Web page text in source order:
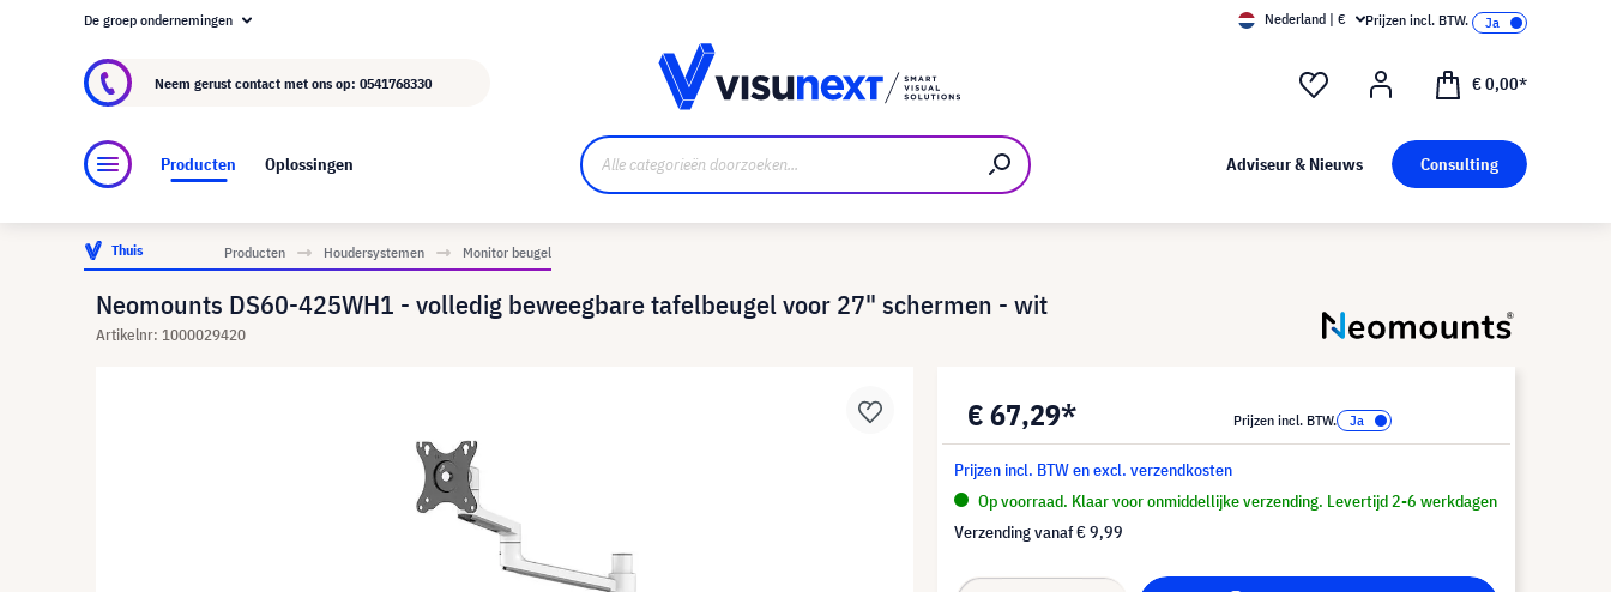
Over visunext.nl
De groep ondernemingen Nederland | € Prijzen incl. BTW.
Neem gerust contact met ons op: 0541768330 € 0,00*
Producten Oplossingen Adviseur & Nieuws Consulting
Thuis Producten Houdersystemen Monitor beugel
Neomounts DS60-425WH1 - volledig beweegbare tafelbeugel voor 27" schermen - wit
Artikelnr: 1000029420
€ 67,29* Prijzen incl. BTW.
Prijzen incl. BTW en excl. verzendkosten
Op voorraad. Klaar voor onmiddellijke verzending. Levertijd 2-6 werkdagen
Verzending vanaf€ 9,99